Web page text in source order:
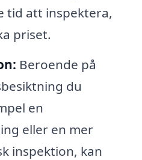
tid att inspektera,
priset.
Beroende på
du
en
eller en mer
inspektion, kan